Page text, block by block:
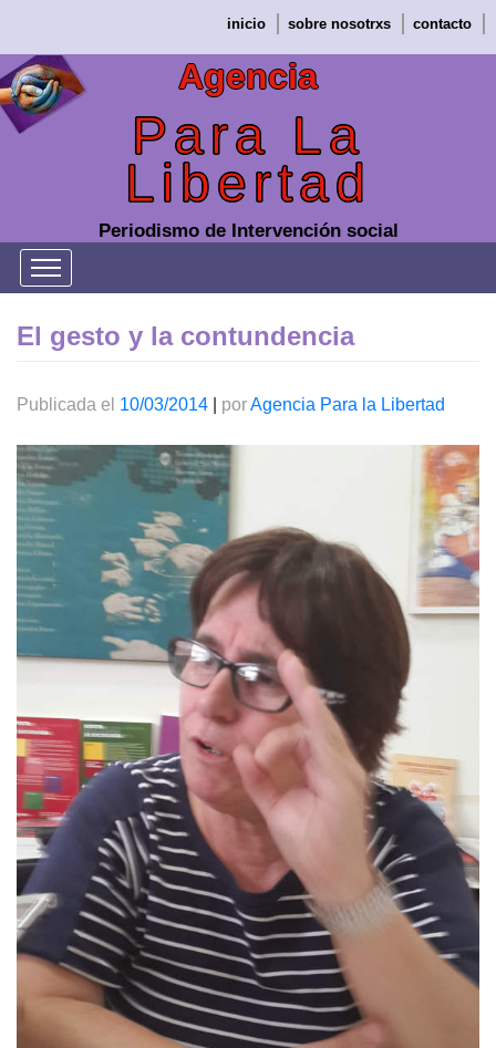
contenido
inicio sobre nosotrxs contacto
Agencia
Para La
Libertad
Periodismo de Intervención social
El gesto y la contundencia
Publicada el 10/03/2014 porAgencia Para la Libertad